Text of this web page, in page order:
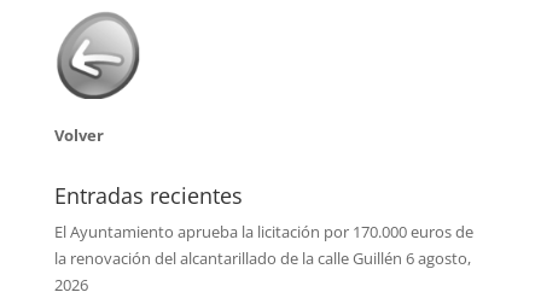
Volver
Entradas recientes
El Ayuntamiento aprueba la licitación por 170.000 euros de
la renovación del alcantarillado de la calle Guillén 6 agosto,
2026